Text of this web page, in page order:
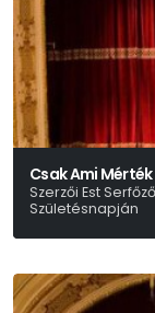
Csak Ami Mérték
Szerzői Est
Születésnapján